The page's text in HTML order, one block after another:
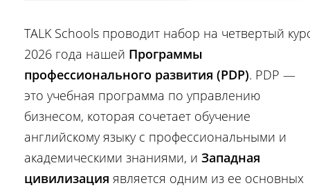
TALK Schools проводит набор на четвертый
2026 года нашей Программы
профессионального развития (PDP). PDP —
это учебная программа по управлению
бизнесом, которая сочетает обучение
английскому языку с профессиональными и
академическими знаниями, и Западная
цивилизация является одним из ее основных